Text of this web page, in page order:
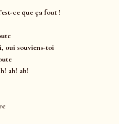
ce que ça fout !
oui souviens-toi
ah! ah!